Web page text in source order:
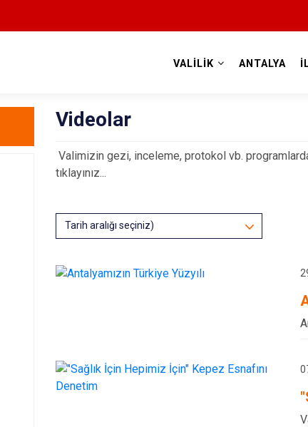
VALİLİK ANTALYA
Videolar
Valimizin gezi, inceleme, protokol vb.
tıklayınız...
Tarih aralığı seçiniz)